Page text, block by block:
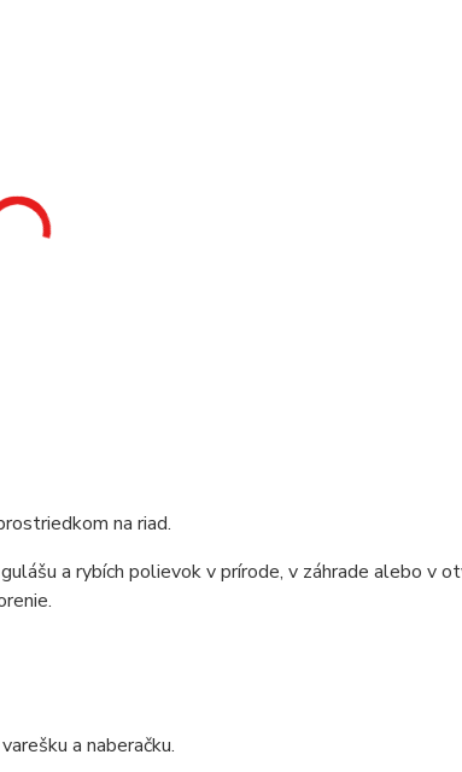
na riad.
a rybích polievok v prírode, v záhrade alebo v
a naberačku.